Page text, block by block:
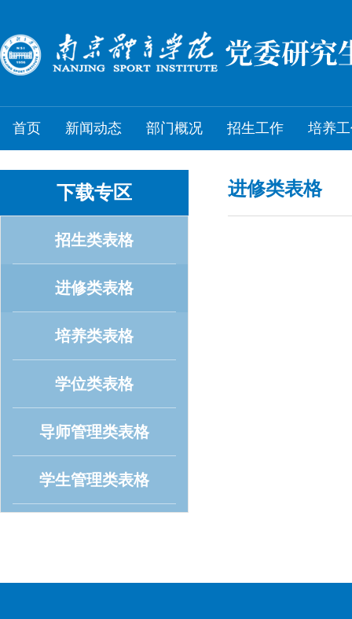
首页 新闻动态 部门概况 招生工作 培养
下载专区
招生类表格
进修类表格
培养类表格
学位类表格
导师管理类表格
学生管理类表格
进修类表格